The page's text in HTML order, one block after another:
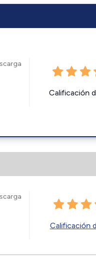
Calificación
Calificación